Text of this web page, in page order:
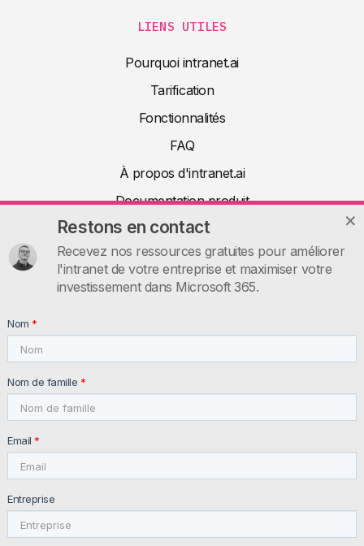
Restons en contact
Recevez nos ressources gratuites pour améliorer
l'intranet de votre entreprise et maximiser votre
investissement dans Microsoft 365.
Nom *
Nom de famille *
Email *
Entreprise
LIENS UTILES
Pourquoi intranet.ai
Tarification
Fonctionnalités
FAQ
À propos d'intranet.ai
Documentation produit
Articles
Ressources utiles
Contactez-nous
VAT: IT11172630961, Tel: +39 02 39 29 5655
© 2026 intranet.ai ™ All rights reserved
Privacy Policy
Newsletter Policy Customer and